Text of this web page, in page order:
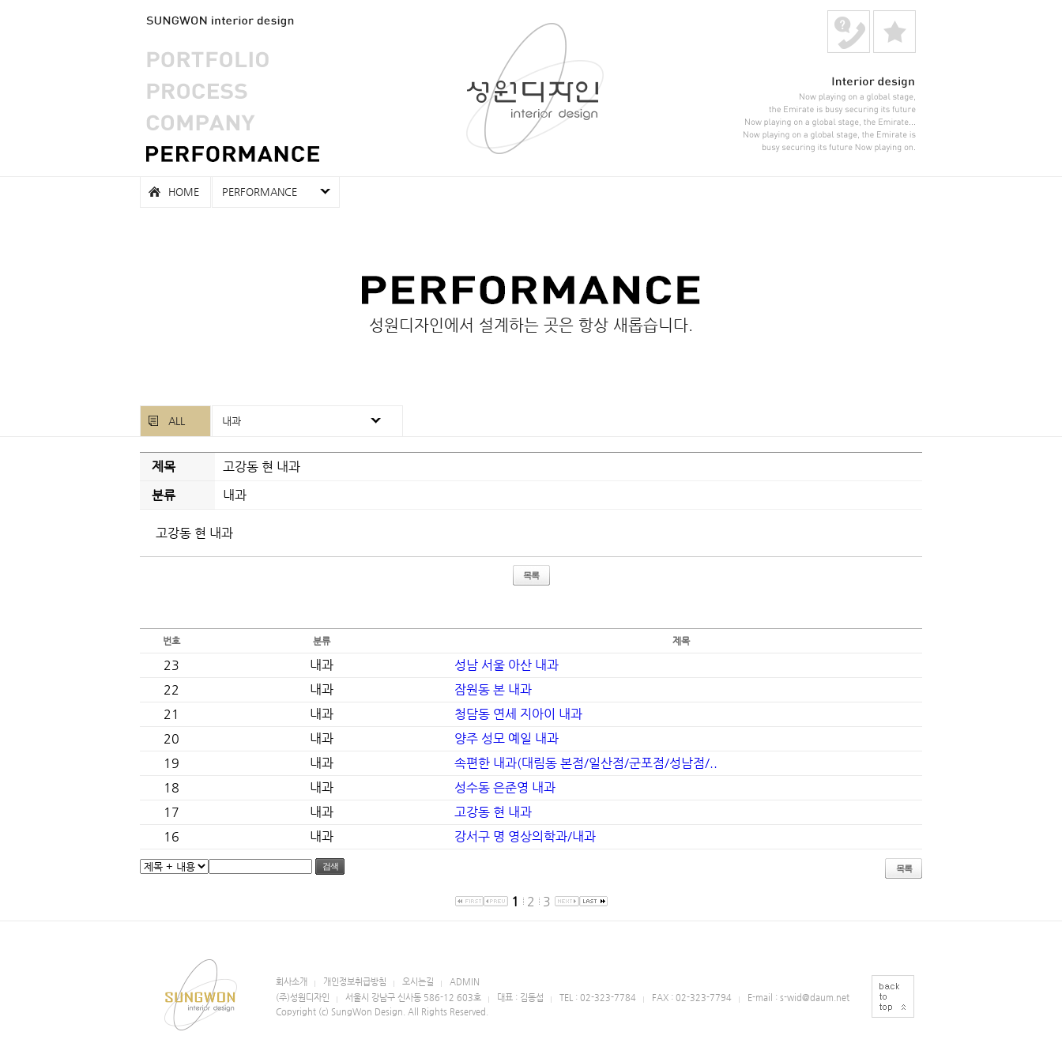
성원디자인에서 설계하는 곳은 항상 새롭습니다.
HOME PERFORMANCE
ALL 내과
제목
고강동 현 내과
분류
내과
고강동 현 내과
목록
번호 분류 제목
23 내과
성남 서울 아산 내과
22
내과
잠원동 본 내과
21
내과
청담동 연세 지아이 내과
20
내과
양주 성모 예일 내과
19
내과
속편한 내과(대림동 본점/일산점/군포점/성남점/..
18
내과
성수동 은준영 내과
17
내과
고강동 현 내과
16
내과 강서구 명 영상의학과/내과
검색 목록
1 2 3
회사소개 개인정보취급방침 오시는길
ADMIN
(주)성원디자인
서울시 강남구 신사동 586-12 603호 대표 : 김동섭 TEL : 02-323-7784 FAX : 02-323-7794
E-mail : s-wid@daum.net
Copyright (c) SungWon Design. All Rights Reserved.